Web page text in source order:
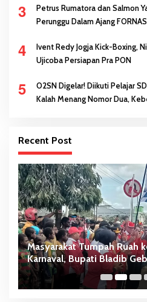
3
Petrus Rumatora dan Salmon Yames Sabet Medali
Perunggu Dalam Ajang
4
Ivent Redy Jogja Kick-Boxing,
Ujicoba Persiapan Pra PON
5
O2SN Digelar! Diikuti Pelajar
Kalah Menang Nomor Dua,
Recent Post
Masyarakat Tumpah Ruah
Karnaval, Bupati Bladib
Identitas